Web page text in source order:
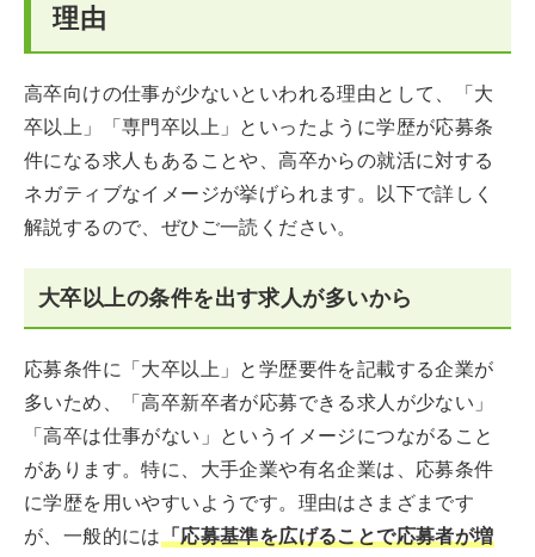
理由
高卒向けの仕事が少ないといわれる理由として、「大
卒以上」「専門卒以上」といったように学歴が応募条
件になる求人もあることや、高卒からの就活に対する
ネガティブなイメージが挙げられます。以下で詳しく
解説するので、ぜひご一読ください。
大卒以上の条件を出す求人が多いから
応募条件に「大卒以上」と学歴要件を記載する企業が
多いため、「高卒新卒者が応募できる求人が少ない」
「高卒は仕事がない」というイメージにつながること
があります。特に、大手企業や有名企業は、応募条件
に学歴を用いやすいようです。理由はさまざまです
が、一般的には「応募基準を広げることで応募者が増